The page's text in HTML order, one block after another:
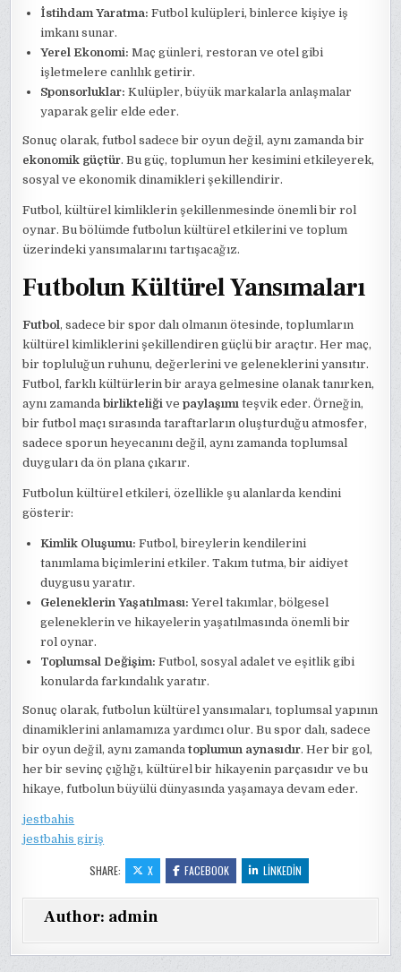
İstihdam Yaratma: Futbol kulüpleri, binlerce kişiye iş
imkanı sunar.
Yerel Ekonomi: Maç günleri, restoran ve otel gibi
işletmelere canlılık getirir.
Sponsorluklar: Kulüpler, büyük markalarla anlaşmalar
yaparak gelir elde eder.
Sonuç olarak, futbol sadece bir oyun değil, aynı zamanda bir
ekonomik güçtür. Bu güç, toplumun her kesimini etkileyerek,
sosyal ve ekonomik dinamikleri şekillendirir.
Futbol, kültürel kimliklerin şekillenmesinde önemli bir rol
oynar. Bu bölümde futbolun kültürel etkilerini ve toplum
üzerindeki yansımalarını tartışacağız.
Futbolun Kültürel Yansımaları
Futbol , sadece bir spor dalı olmanın ötesinde, toplumların
kültürel kimliklerini şekillendiren güçlü bir araçtır. Her maç,
bir topluluğun ruhunu, değerlerini ve geleneklerini yansıtır.
Futbol, farklı kültürlerin bir araya gelmesine olanak tanırken,
aynı zamandabirlikteliği vepaylaşımı teşvik eder. Örneğin,
bir futbol maçı sırasında taraftarların oluşturduğu atmosfer,
sadece sporun heyecanını değil, aynı zamanda toplumsal
duyguları da ön plana çıkarır.
Futbolun kültürel etkileri, özellikle şu alanlarda kendini
gösterir:
Kimlik Oluşumu: Futbol, bireylerin kendilerini
tanımlama biçimlerini etkiler. Takım tutma, bir aidiyet
duygusu yaratır.
Geleneklerin Yaşatılması: Yerel takımlar, bölgesel
geleneklerin ve hikayelerin yaşatılmasında önemli bir
rol oynar.
Toplumsal Değişim: Futbol, sosyal adalet ve eşitlik gibi
konularda farkındalık yaratır.
Sonuç olarak, futbolun kültürel yansımaları, toplumsal yapının
dinamiklerini anlamamıza yardımcı olur. Bu spor dalı, sadece
bir oyun değil, aynı zamandatoplumun aynasıdır. Her bir gol,
her bir sevinç çığlığı, kültürel bir hikayenin parçasıdır ve bu
hikaye, futbolun büyülü dünyasında yaşamaya devam eder.
jestbahis
jestbahis giriş
SHARE: X FACEBOOK LINKEDIN
Author: admin